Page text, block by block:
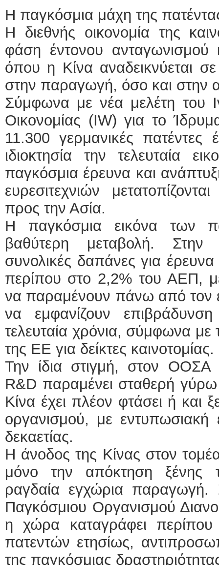
Η παγκόσμια μάχη της
Η διεθνής οικονομία της
φάση έντονου ανταγωνισμού
όπου η Κίνα αναδεικνύεται
στην παραγωγή, όσο και στην
Σύμφωνα με νέα μελέτη του
Οικονομίας (IW) για το
11.300 γερμανικές πατέντες
ιδιοκτησία την τελευταία
παγκόσμια έρευνα και
ευρεσιτεχνιών
προς την Ασία.
Η παγκόσμια εικόνα των
βαθύτερη μεταβολή.
συνολικές δαπάνες για έρευνα
περίπου στο 2,2% του ΑΕΠ,
να παραμένουν πάνω από τον
να εμφανίζουν
τελευταία χρόνια, σύμφωνα με
της ΕΕ για δείκτες καινοτομίας.
Την ίδια στιγμή, στον
R&D παραμένει σταθερή
Κίνα έχει πλέον φτάσει ή και
οργανισμού, με εντυπωσιακή
δεκαετίας.
Η άνοδος της Κίνας στον
μόνο την απόκτηση ξένης
ραγδαία εγχώρια παραγωγή.
Παγκόσμιου Οργανισμού
η χώρα καταγράφει περίπου
πατεντών ετησίως,
της παγκόσμιας